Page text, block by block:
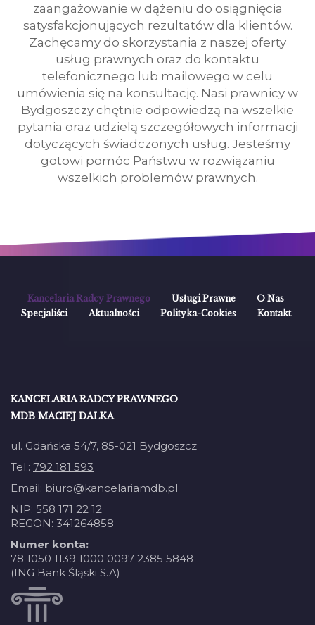
zaangażowanie w dążeniu do osiągnięcia
satysfakcjonujących rezultatów dla klientów.
Zachęcamy do skorzystania z naszej oferty
usług prawnych oraz do kontaktu
telefonicznego lub mailowego w celu
umówienia się na konsultację. Nasi prawnicy w
Bydgoszczy chętnie odpowiedzą na wszelkie
pytania oraz udzielą szczegółowych informacji
dotyczących świadczonych usług. Jesteśmy
gotowi pomóc Państwu w rozwiązaniu
wszelkich problemów prawnych.
Kancelaria Radcy Prawnego Usługi Prawne
O Nas
Specjaliści
Aktualności Polityka-Cookies Kontakt
KANCELARIA RADCY PRAWNEGO
MDB MACIEJ DALKA
ul. Gdańska 54/7, 85-021 Bydgoszcz
Tel.: 792 181 593
Email: biuro@kancelariamdb.pl
NIP: 558 171 22 12
REGON: 341264858
Numer konta:
78 1050 1139 1000 0097 2385 5848
(ING Bank Śląski S.A)